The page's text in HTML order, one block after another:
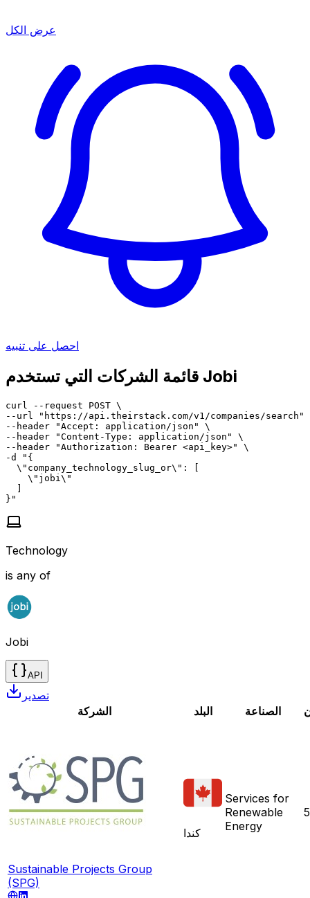
عرض الكل
احصل على تنبيه
قائمة الشركات التي تستخدم Jobi
curl --request POST \
--url "https://api.theirstack.com/v1/companies/search"
--header "Accept: application/json" \
--header "Content-Type: application/json" \
--header "Authorization: Bearer <api_key>" \
-d "{
  \"company_technology_slug_or\": [
    \"jobi\"
  ]
}"
Technology
is any of
Jobi
API
تصدير
الشركة
البلد الصناعة
Sustainable Projects Group
(SPG)
كندا
Services for
Renewable
Energy